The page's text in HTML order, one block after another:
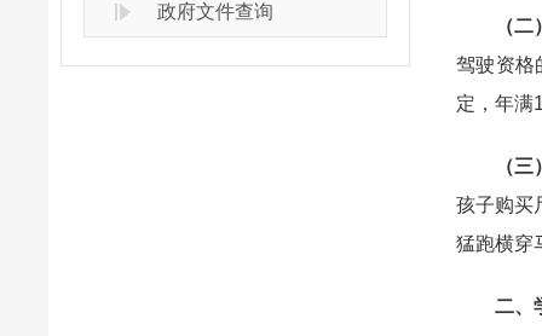
政府文件查询
（二
驾驶资格
定，年满
（
孩子购买
猛跑横穿
二、